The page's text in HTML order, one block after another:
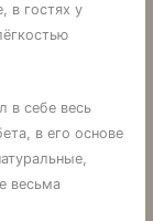
в гостях у
в себе весь
в его основе
весьма